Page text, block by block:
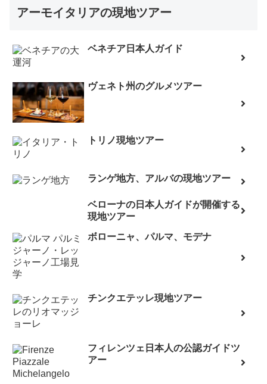
アーモイタリアの現地ツアー
ベネチア日本人ガイド
ヴェネト州のグルメツアー
トリノ現地ツアー
ランゲ地方、アルバの現地ツアー
ベローナの日本人ガイドが開催する
現地ツアー
ボローニャ、パルマ、モデナ
チンクエテッレ現地ツアー
フィレンツェ日本人の公認ガイドツ
アー